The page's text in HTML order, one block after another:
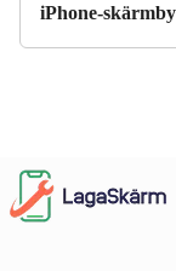
iPhone-